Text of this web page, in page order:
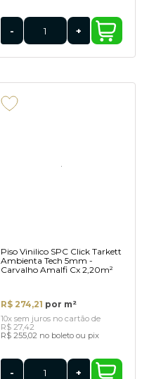
- +
Piso Vinilico SPC Click Tarkett
Ambienta Tech 5mm -
Carvalho Amalfi Cx 2,20m²
R$ 274,21 por m²
10x sem juros no cartão de
R$ 27,42
R$ 255,02 no boleto ou pix
- +